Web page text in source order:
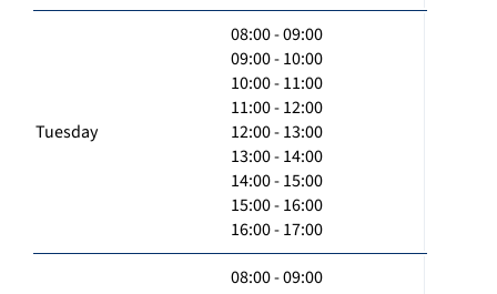
Tuesday
08:00 - 09:00
09:00 - 10:00
10:00 - 11:00
11:00 - 12:00
12:00 - 13:00
13:00 - 14:00
14:00 - 15:00
15:00 - 16:00
16:00 - 17:00
08:00 - 09:00